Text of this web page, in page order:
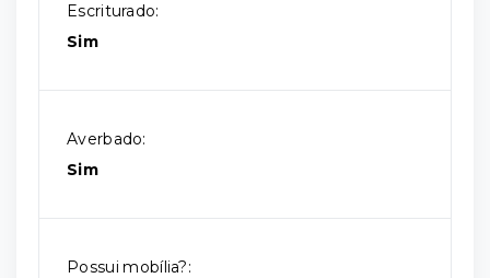
Escriturado:
Sim
Averbado:
Sim
Possui mobília?: